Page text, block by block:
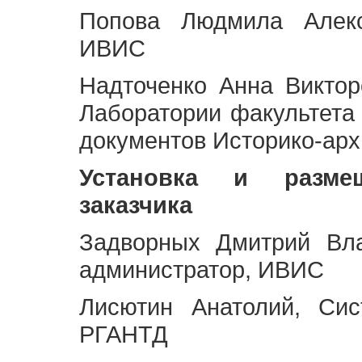
Попова Людмила
ИВИС
Надточенко Анна
Лаборатории
документов Историко-
Установка и
заказчика
Задворных Дмитрий
администратор, ИВИС
Лисютин Анатолий,
РГАНТД